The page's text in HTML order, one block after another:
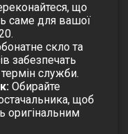
що
саме для вашої
скло та
забезпечать
служби.
Обирайте
щоб
оригінальним